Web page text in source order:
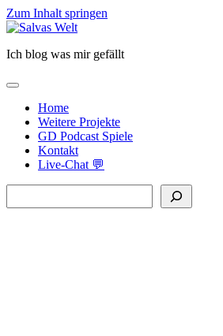
Zum Inhalt springen
Salvas
Ich blog was mir gefällt
open
primary
menu Home
Weitere Projekte
GD Podcast Spiele
Kontakt
Live-Chat 💬